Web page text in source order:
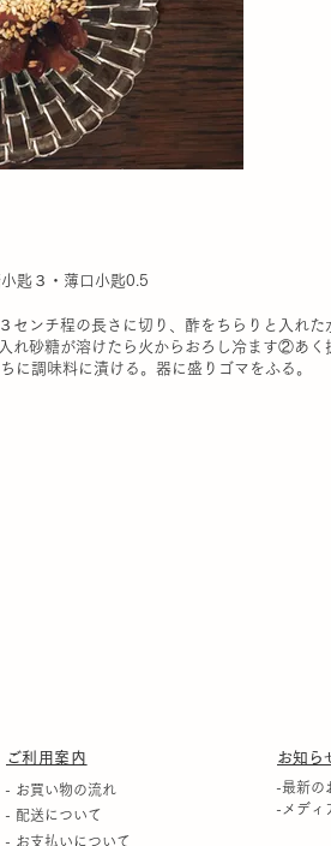
匙３・薄口小匙0.5
センチ程の長さに切り、酢をちらりと入れた
れ砂糖が溶けたら火からおろし冷ます②あく
に調味料に漬ける。器に盛りゴマをふる。
​ご利用案内
- お買い物の流れ
- 配送について
- お支払いについて
お知ら
-最新の
-メディ